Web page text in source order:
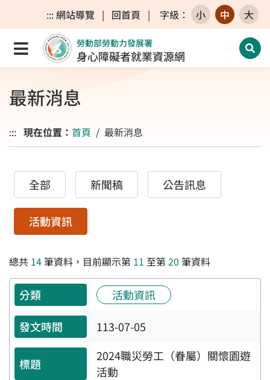
跳至主要內容區
跳至主要選單
跳至網站搜尋
:::網站導覽 | 回首頁 | 字級 ： 小 中 大
點選開啟選單
勞動部勞動力發展署
身心障礙者就業資源網 開
最新消息
::: 現在位置： 首頁 最新消息
全部 新聞稿 公告訊息
活動資訊
總共 14筆資料，目前顯示第 11 至第20 筆資料
活動資訊
113-07-05
2024職災勞工（眷屬）關懷園遊
活動